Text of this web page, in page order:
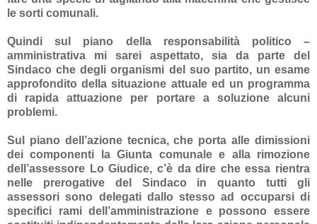
le sorti comunali.
Quindi sul piano della responsabilità politico –
amministrativa mi sarei aspettato, sia da parte del
Sindaco che degli organismi del suo partito, un esame
approfondito della situazione attuale ed un programma
di rapida attuazione per portare a soluzione alcuni
problemi.
Sul piano dell’azione tecnica, che porta alle dimissioni
dei componenti la Giunta comunale e alla rimozione
dell’assessore Lo Giudice, c’è da dire che essa rientra
nelle prerogative del Sindaco in quanto tutti gli
assessori sono delegati dallo stesso ad occuparsi di
specifici rami dell’amministrazione e possono essere